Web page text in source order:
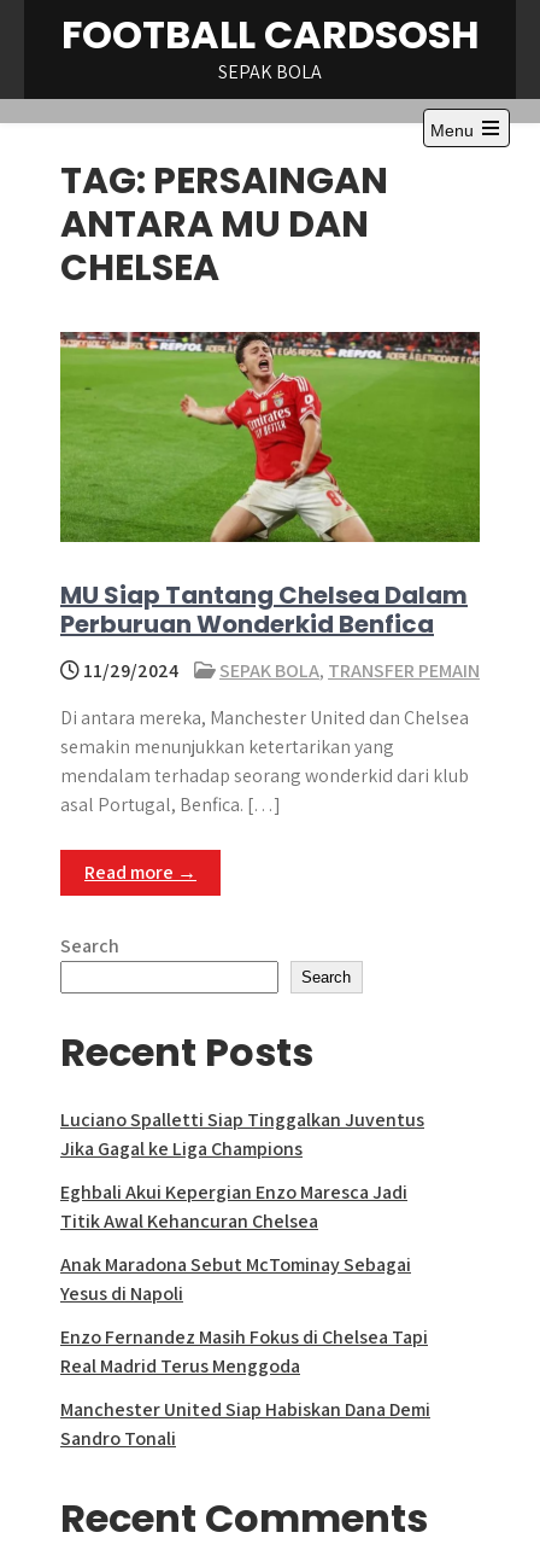
FOOTBALL CARDSOSH
SEPAK BOLA
Menu
Open
TAG: PERSAINGAN
ANTARA MU DAN
CHELSEA
MU Siap Tantang Chelsea Dalam
Perburuan Wonderkid Benfica
11/29/2024 SEPAK BOLA, TRANSFER PEMAIN
Di antara mereka, Manchester United dan Chelsea
semakin menunjukkan ketertarikan yang
mendalam terhadap seorang wonderkid dari klub
asal Portugal, Benfica. […]
Read more →
Search
Search
Recent Posts
Luciano Spalletti Siap Tinggalkan Juventus
Jika Gagal ke Liga Champions
Eghbali Akui Kepergian Enzo Maresca Jadi
Titik Awal Kehancuran Chelsea
Anak Maradona Sebut McTominay Sebagai
Yesus di Napoli
Enzo Fernandez Masih Fokus di Chelsea Tapi
Real Madrid Terus Menggoda
Manchester United Siap Habiskan Dana Demi
Sandro Tonali
Recent Comments